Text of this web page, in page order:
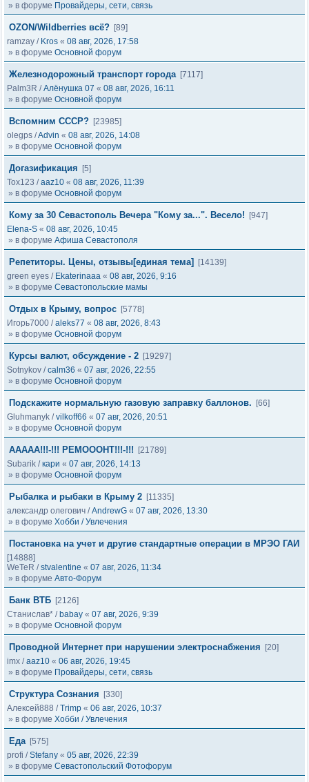
» в форуме Провайдеры, сети, связь
OZON/Wildberries всё? [89]
ramzay / Kros « 08 авг, 2026, 17:58
» в форуме Основной форум
Железнодорожный транспорт города [7117]
Palm3R /Алёнушка 07 « 08 авг, 2026, 16:11
» в форуме Основной форум
Вспомним СССР? [23985]
olegps /Advin « 08 авг, 2026, 14:08
» в форуме Основной форум
Догазификация
[5]
Tox123 /aaz10 « 08 авг, 2026, 11:39
» в форуме Основной форум
Кому за 30 Севастополь Вечера "Кому за...". Весело!
[947]
Elena-S « 08 авг, 2026, 10:45
» в форуме Афиша Севастополя
Репетиторы. Цены, отзывы[единая тема]
[14139]
green eyes / Ekaterinaaa « 08 авг, 2026, 9:16
» в форуме Севастопольские мамы
Отдых в Крыму, вопрос [5778]
Игорь7000 /aleks77 « 08 авг, 2026, 8:43
» в форуме Основной форум
Курсы валют, обсуждение - 2 [19297]
Sotnykov /calm36 « 07 авг, 2026, 22:55
» в форуме Основной форум
Подскажите нормальную газовую заправку баллонов.
[66]
Gluhmanyk /vilkoff66 « 07 авг, 2026, 20:51
» в форуме Основной форум
ААААА!!!-!!! РЕМОООНТ!!!-!!!
[21789]
Subarik /кари « 07 авг, 2026, 14:13
» в форуме Основной форум
Рыбалка и рыбаки в Крыму 2 [11335]
александр олегович /AndrewG « 07 авг, 2026, 13:30
» в форуме Хобби / Увлечения
Постановка на учет и другие стандартные операции в МРЭО ГАИ
[14888]
WeTeR /stvalentine « 07 авг, 2026, 11:34
» в форуме Авто-Форум
Банк ВТБ [2126]
Станислав* / babay « 07 авг, 2026, 9:39
» в форуме Основной форум
Проводной Интернет при нарушении электроснабжения
[20]
imx /aaz10 « 06 авг, 2026, 19:45
» в форуме Провайдеры, сети, связь
Структура Сознания
[330]
Алексей888 /Trimp « 06 авг, 2026, 10:37
» в форуме Хобби / Увлечения
Еда [575]
profi /Stefany « 05 авг, 2026, 22:39
» в форуме Севастопольский Фотофорум